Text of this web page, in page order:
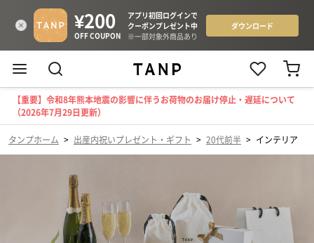
【重要】令和8年熊本地震の影響に伴うお荷物のお届け停止・遅延について
（2026年7月29日更新）
タンプホーム > 出産内祝いプレゼント・ギフト > 20代前半 > インテリア